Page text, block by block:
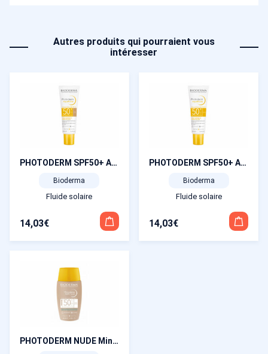
Autres produits qui pourraient vous
intéresser
PHOTODERM SPF50+ Aquafluide teinté doré 40 ml
Bioderma
Fluide solaire
14,03€
PHOTODERM SPF50+ Aquafluide 40 ml
Bioderma
Fluide solaire
14,03€
PHOTODERM NUDE Mineral SPF50+ teinte doré 40 ml